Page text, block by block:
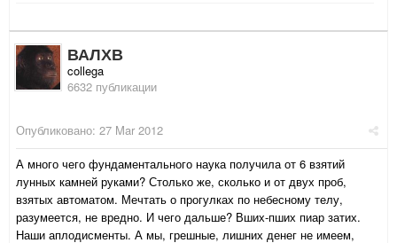
ВАЛХВ
collega
6632 публикации
Опубликовано: 27 Mar 2012
А много чего фундаментального наука получила от 6 взятий
лунных камней руками? Столько же, сколько и от двух проб,
взятых автоматом. Мечтать о прогулках по небесному телу,
разумеется, не вредно. И чего дальше? Вших-пших пиар затих.
Наши аплодисменты. А мы, грешные, лишних денег не имеем,